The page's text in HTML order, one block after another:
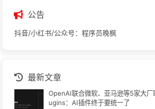
公告
抖音/小红书/公众号：程序员晚枫
最新文章
OpenAI联合微软、亚马逊等5家大
ugins：AI插件终于要统一了